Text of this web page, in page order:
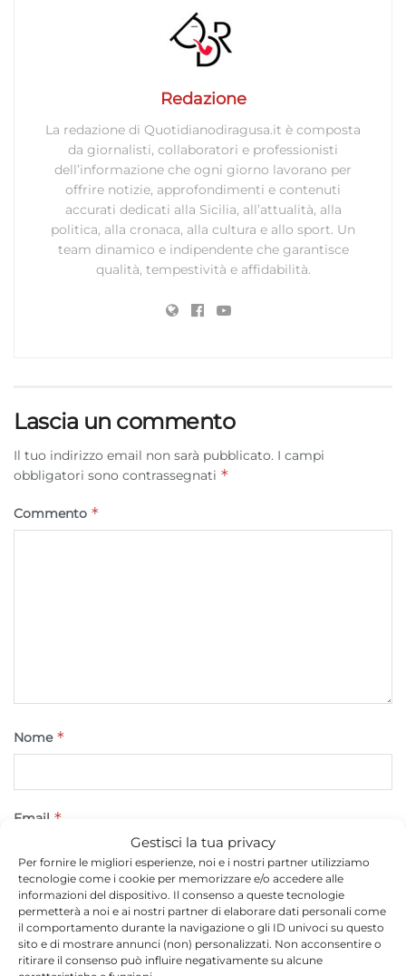
Gestisci la tua privacy
Per fornire le migliori esperienze, noi e i nostri partner utilizziamo
tecnologie come i cookie per memorizzare e/o accedere alle
informazioni del dispositivo. Il consenso a queste tecnologie
permetterà a noi e ai nostri partner di elaborare dati personali come
il comportamento durante la navigazione o gli ID univoci su questo
sito e di mostrare annunci (non) personalizzati. Non acconsentire o
ritirare il consenso può influire negativamente su alcune
Redazione
La redazione di Quotidianodiragusa.it è composta
da giornalisti, collaboratori e professionisti
dell’informazione che ogni giorno lavorano per
offrire notizie, approfondimenti e contenuti
accurati dedicati alla Sicilia, all’attualità, alla
politica, alla cronaca, alla cultura e allo sport. Un
team dinamico e indipendente che garantisce
qualità, tempestività e affidabilità.
Lascia un commento
Il tuo indirizzo email non sarà pubblicato. I campi
obbligatori sono contrassegnati *
Commento *
Nome *
Email *
Sito web